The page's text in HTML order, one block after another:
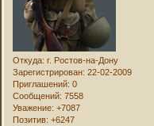
Откуда: г. Ростов-на-Дону
Зарегистрирован: 22-02-2009
Приглашений: 0
Сообщений: 7558
Уважение: +7087
Позитив: +6247